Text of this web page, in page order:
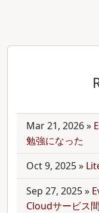
Mar 21, 2026»
勉強になった
Oct 9, 2025»
Sep 27, 2025»
Cloudサービス